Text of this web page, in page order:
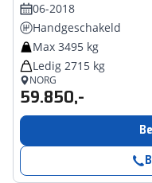
06-2018
Handgeschakeld
Max 3495 kg
Ledig 2715 kg
NORG
59.850,-